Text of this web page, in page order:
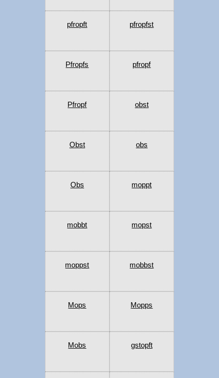
pfropft pfropfst
Pfropfs pfropf
Pfropf obst
Obst obs
Obs moppt
mobbt mopst
moppst mobbst
Mops Mopps
Mobs gstopft